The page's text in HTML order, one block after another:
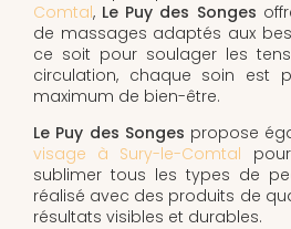
Comtal, Le Puy des Songes
de massages adaptés aux
ce soit pour soulager les
circulation, chaque soin est
maximum de bien-être.
Le Puy des Songes propose
visage à Sury-le-Comtal
sublimer tous les types de
réalisé avec des produits de
résultats visibles et durables.